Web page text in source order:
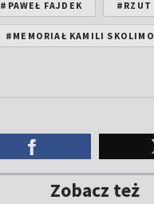
#PAWEŁ FAJDEK #RZUT
#MEMORIAŁ KAMILI
Zobacz też